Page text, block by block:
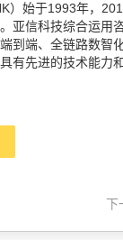
）始于1993年，
亚信科技综合运用
到端、全链路数智
先进的技术能力
下